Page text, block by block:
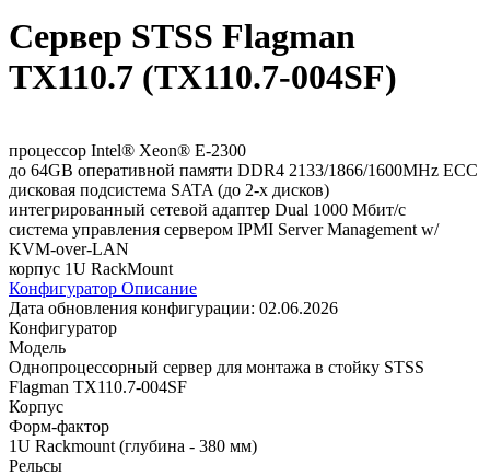
Сервер STSS Flagman
TX110.7 (TX110.7-004SF)
процессор Intel® Xeon® E-2300
до 64GB оперативной памяти DDR4 2133/1866/1600MHz ECC
дисковая подсистема SATA (до 2-х дисков)
интегрированный сетевой адаптер Dual 1000 Мбит/с
система управления сервером IPMI Server Management w/
KVM-over-LAN
корпус 1U RackMount
Конфигуратор Описание
Дата обновления конфигурации: 02.06.2026
Конфигуратор
Модель
Однопроцессорный сервер для монтажа в стойку STSS
Flagman TX110.7-004SF
Корпус
Форм-фактор
1U Rackmount (глубина - 380 мм)
Рельсы